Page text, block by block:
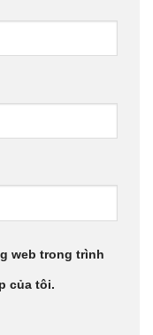
web trong trình
của tôi.